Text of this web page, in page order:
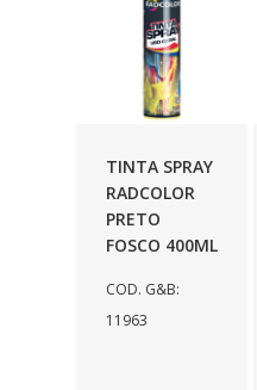
TINTA SPRAY
RADCOLOR
PRETO
FOSCO 400ML
COD. G&B:
11963